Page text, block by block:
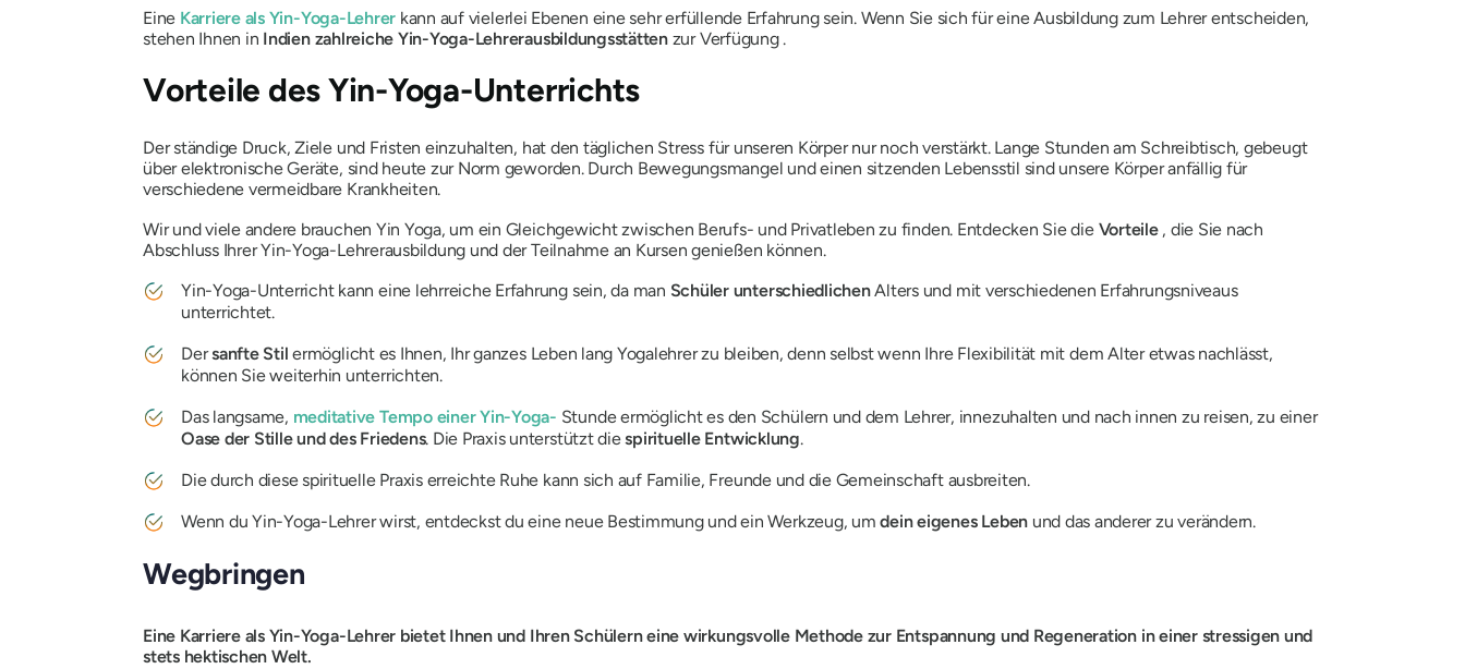
Eine Karriere als Yin-Yoga-Lehrer kann auf vielerlei Ebenen eine sehr erfüllende Erfahrung sein. Wenn Sie sich für eine Ausbildung zum Lehrer entscheiden,
stehen Ihnen in Indien zahlreiche Yin-Yoga-Lehrerausbildungsstättenzur Verfügung .
Vorteile des Yin-Yoga-Unterrichts
Der ständige Druck, Ziele und Fristen einzuhalten, hat den täglichen Stress für unseren Körper nur noch verstärkt. Lange Stunden am Schreibtisch, gebeugt
über elektronische Geräte, sind heute zur Norm geworden. Durch Bewegungsmangel und einen sitzenden Lebensstil sind unsere Körper anfällig für
verschiedene vermeidbare Krankheiten.
Wir und viele andere brauchen Yin Yoga, um ein Gleichgewicht zwischen Berufs- und Privatleben zu finden. Entdecken Sie die Vorteile, die Sie nach
Abschluss Ihrer Yin-Yoga-Lehrerausbildung und der Teilnahme an Kursen genießen können.
Yin-Yoga-Unterricht kann eine lehrreiche Erfahrung sein, da man Schüler unterschiedlichenAlters und mit verschiedenen Erfahrungsniveaus
unterrichtet.
Dersanfte Stil ermöglicht es Ihnen, Ihr ganzes Leben lang Yogalehrer zu bleiben, denn selbst wenn Ihre Flexibilität mit dem Alter etwas nachlässt,
können Sie weiterhin unterrichten.
Das langsame, meditative Tempo einer Yin-Yoga- Stunde ermöglicht es den Schülern und dem Lehrer, innezuhalten und nach innen zu reisen, zu einer
Oase der Stille und des Friedens. Die Praxis unterstützt diespirituelle Entwicklung.
Die durch diese spirituelle Praxis erreichte Ruhe kann sich auf Familie, Freunde und die Gemeinschaft ausbreiten.
Wenn du Yin-Yoga-Lehrer wirst, entdeckst du eine neue Bestimmung und ein Werkzeug, umdein eigenes Leben und das anderer zu verändern.
Wegbringen
Eine Karriere als Yin-Yoga-Lehrer bietet Ihnen und Ihren Schülern eine wirkungsvolle Methode zur Entspannung und Regeneration in einer stressigen und
stets hektischen Welt.